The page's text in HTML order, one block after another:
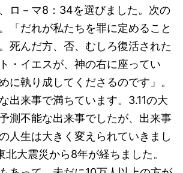
ロ－マ8：34を選びました。次の
「だれが私たちを罪に定めること
死んだ方、否、むしろ復活された
・イエスが、神の右に座ってい
に執り成してくださるのです」。
出来事で満ちています。3.11の大
測不能な出来事でしたが、出来事
人生は大きく変えられていきまし
北大震災から8年が経ちました。